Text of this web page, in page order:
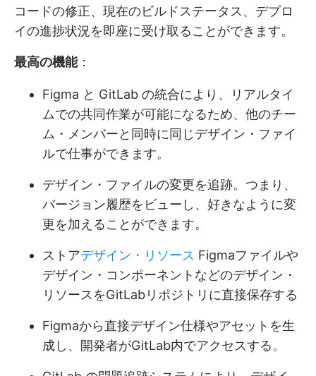
コードの修正、現在のビルドステータス、デプロ
イの進捗状況を即座に受け取ることができます。
最高の機能：
Figma と GitLab の統合により、リアルタイ
ムでの共同作業が可能になるため、他のチー
ム・メンバーと同時に同じデザイン・ファイ
ルで仕事ができます。
デザイン・ファイルの変更を追跡。つまり、
バージョン履歴をビューし、好きなように変
更を加えることができます。
ストアデザイン・リソース Figmaファイルや
デザイン・コンポーネントなどのデザイン・
リソースをGitLabリポジトリに直接保存する
Figmaから直接デザイン仕様やアセットを生
成し、開発者がGitLab内でアクセスする。